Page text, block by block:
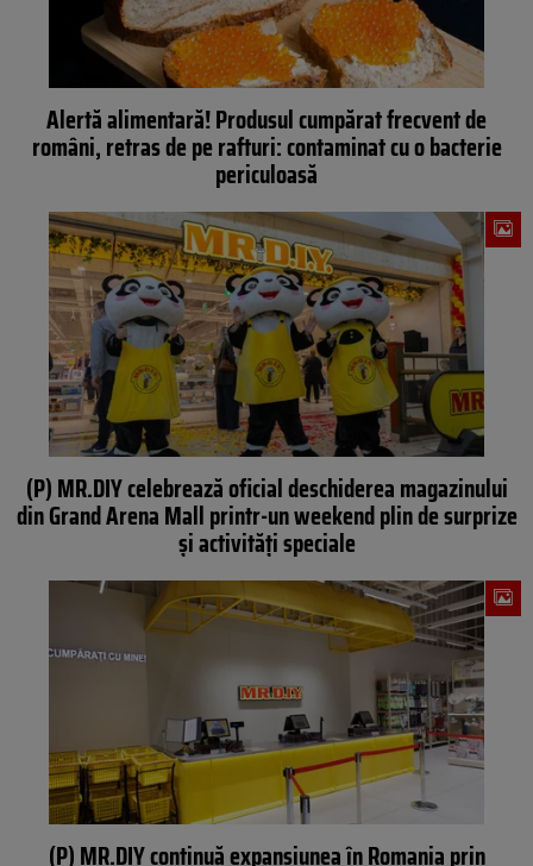
Alertă alimentară! Produsul cumpărat frecvent de
români, retras de pe rafturi: contaminat cu o bacterie
periculoasă
(P) MR.DIY celebrează oficial deschiderea magazinului
din Grand Arena Mall printr-un weekend plin de surprize
și activități speciale
(P) MR.DIY continuă expansiunea în Romania prin